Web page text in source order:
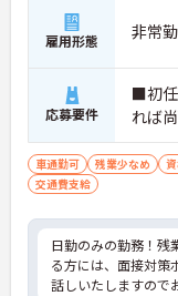
雇用形態 非常
応募要件
■初
れば
車通勤可 残業少なめ
交通費支給
日勤のみの勤務！
る方には、面接対策
話しいたしますので